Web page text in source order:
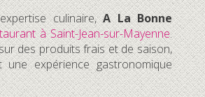
culinaire,A La Bonne
à Saint-Jean-sur-Mayenne.
des produits frais et de saison,
une expérience gastronomique